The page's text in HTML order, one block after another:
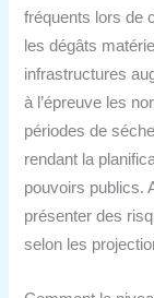
fréquents lors de
les dégâts
infrastructures
à l’épreuve les
périodes de
rendant la
pouvoirs publics.
présenter des
selon les